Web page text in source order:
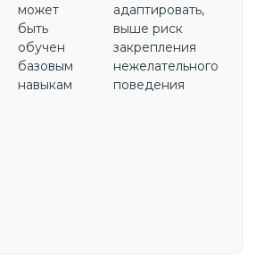
может
быть
обучен
базовым
навыкам
адаптировать,
выше риск
закрепления
нежелательного
поведения